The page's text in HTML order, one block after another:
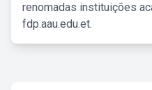
renomadas instituições
fdp.aau.edu.et.